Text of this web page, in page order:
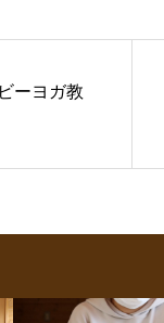
ーヨガ教